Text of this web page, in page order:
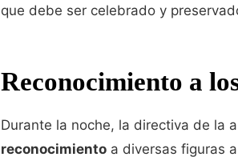
que debe ser celebrado y
Reconocimiento a
Durante la noche, la directiva de la
reconocimiento a diversas figuras